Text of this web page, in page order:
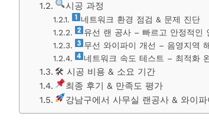
시공 과정
네트워크 환경 점검 & 문제 진단
유선 랜 공사 – 빠르고 안정적인
무선 와이파이 개선 – 음영지역
네트워크 속도 테스트 – 최적화
🛠 시공 비용 & 소요 기간
최종 후기 & 만족도 평가
강남구에서 사무실 랜공사 & 와이